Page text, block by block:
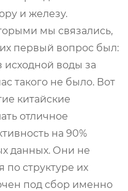
и железу.
мы связались,
первый вопрос был:
воды за
такого не было. Вот
китайские
отличное
на 90%
данных. Они не
по структуре их
под сбор именно